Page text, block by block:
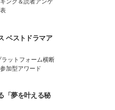
ベストドラマア
ットフォーム横断
加型アワード
「夢を叶える秘